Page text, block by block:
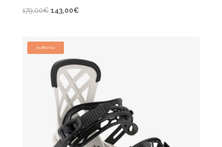
179,00€ Il
era:
179,00€.
143,00€Il
In offerta!